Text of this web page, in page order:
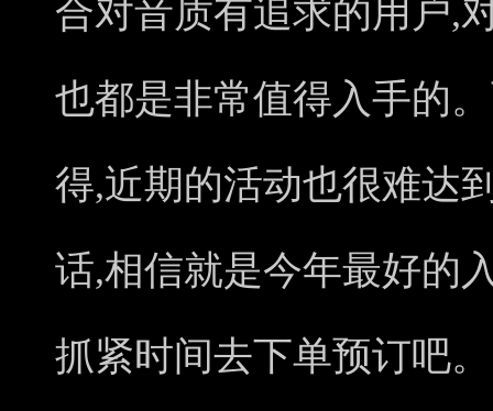
合对音质有追求的用户,
也都是非常值得入手的
得,近期的活动也很难达
话,相信就是今年最好的
抓紧时间去下单预订吧。